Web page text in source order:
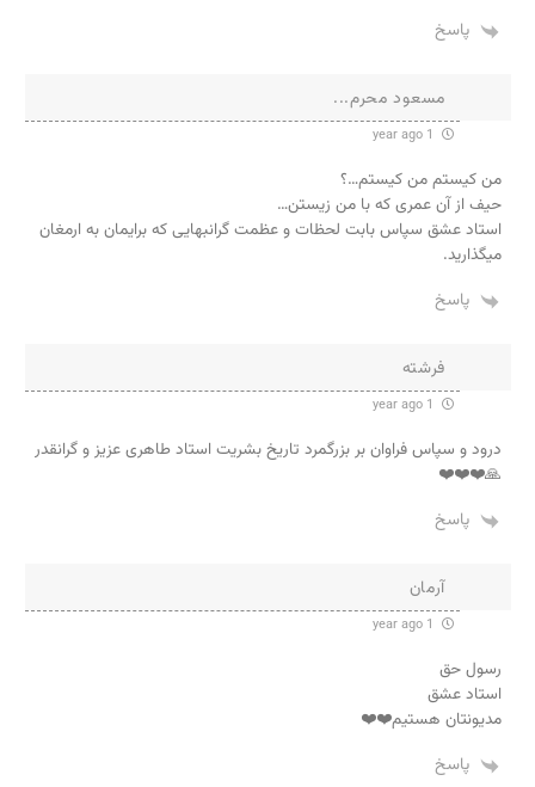
پاسخ
مسعود محرم...
من کیستم من کیستم…؟
حیف از آن عمری که با من زیستن…
استاد عشق سپاس بابت لحظات و عظمت گرانبهایی که برایمان به ارمغان
میگذارید.
پاسخ
فرشته
درود و سپاس فراوان بر بزرگمرد تاریخ بشریت استاد طاهری عزیز و گرانقدر
🙏❤️❤️❤️
پاسخ
آرمان
رسول حق
استاد عشق
مدیونتان هستیم❤️❤️
پاسخ